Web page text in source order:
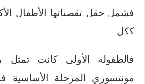
فشمل حقل تقصياتها الأطفال
ككل.
فالطفولة الأولى كانت
مونتسوري المرحلة الأساسية